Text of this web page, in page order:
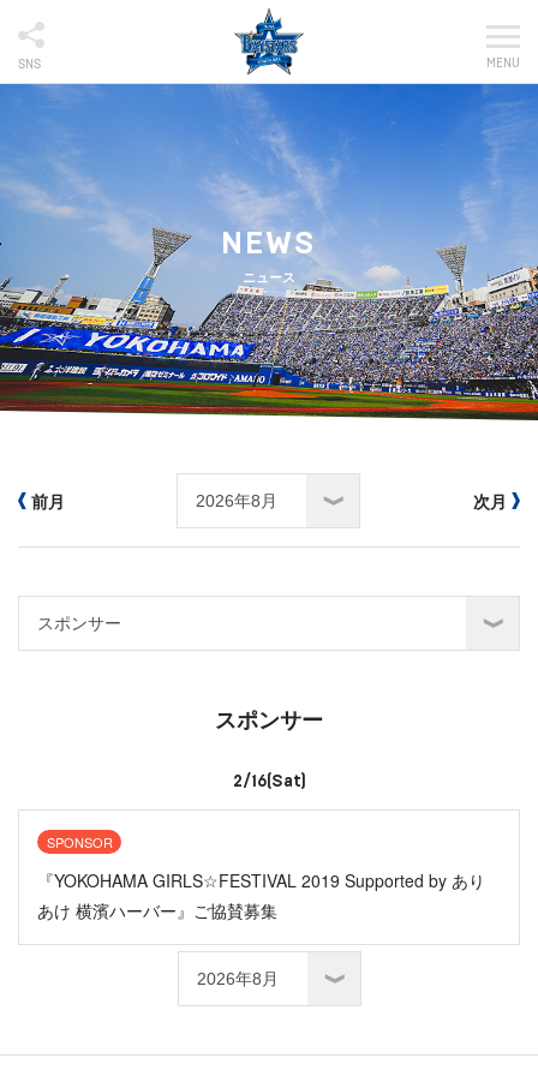
SNS MENU
NEWS
ニュース
前月 次月
スポンサー
2/16(Sat)
SPONSOR
『YOKOHAMA GIRLS☆FESTIVAL 2019 Supported by あり
あけ 横濱ハーバー』ご協賛募集